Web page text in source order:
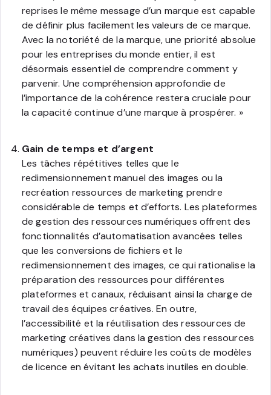
reprises le même message d’un marque est capable
de définir plus facilement les valeurs de ce marque.
Avec la notoriété de la marque, une priorité absolue
pour les entreprises du monde entier, il est
désormais essentiel de comprendre comment y
parvenir. Une compréhension approfondie de
l’importance de la cohérence restera cruciale pour
la capacité continue d’une marque à prospérer. »
Gain de temps et d’argent
Les tâches répétitives telles que le
redimensionnement manuel des images ou la
recréation ressources de marketing prendre
considérable de temps et d’efforts. Les plateformes
de gestion des ressources numériques offrent des
fonctionnalités d’automatisation avancées telles
que les conversions de fichiers et le
redimensionnement des images, ce qui rationalise la
préparation des ressources pour différentes
plateformes et canaux, réduisant ainsi la charge de
travail des équipes créatives. En outre,
l’accessibilité et la réutilisation des ressources de
marketing créatives dans la gestion des ressources
numériques) peuvent réduire les coûts de modèles
de licence en évitant les achats inutiles en double.